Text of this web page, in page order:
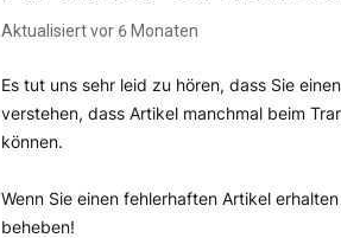
Aktualisiertvor 6 Monaten
Es tut uns sehr leid zu hören, dass Sie
verstehen, dass Artikel manchmal beim
können.
Wenn Sie einen fehlerhaften Artikel
beheben!